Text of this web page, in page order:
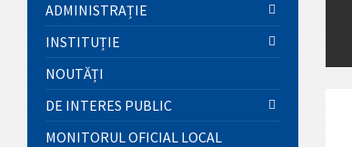
ADMINISTRAȚIE
INSTITUȚIE
NOUTĂȚI
DE INTERES PUBLIC
MONITORUL OFICIAL LOCAL